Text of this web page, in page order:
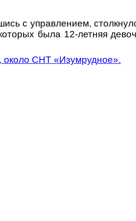
с управлением,
была 12-летняя